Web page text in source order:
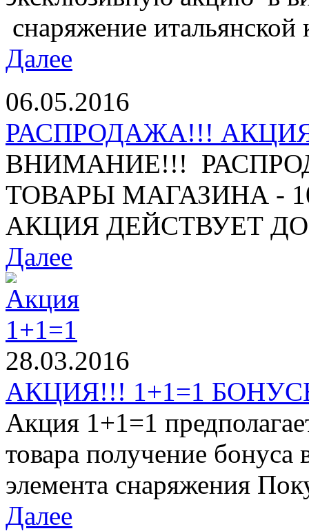
снаряжение
Далее
06.05.2016
РАСПРОДАЖА!!! АКЦИЯ
ВНИМАНИЕ!!!
ТОВАРЫ МАГАЗИНА -
АКЦИЯ ДЕЙСТВУЕТ
Далее
28.03.2016
АКЦИЯ!!! 1+1=1
Акция 1+1=1
товара получение бонуса
элемента снаряжения
Далее